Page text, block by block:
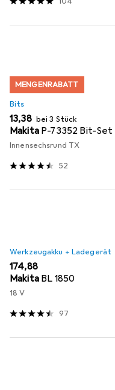
MENGENRABATT
Bits
EUR
13,38 bei 3 Stück
Makita P-73352 Bit-Set
Innensechsrund TX
52
Werkzeugakku + Ladegerät
EUR
174,88
Makita BL 1850
18 V
97